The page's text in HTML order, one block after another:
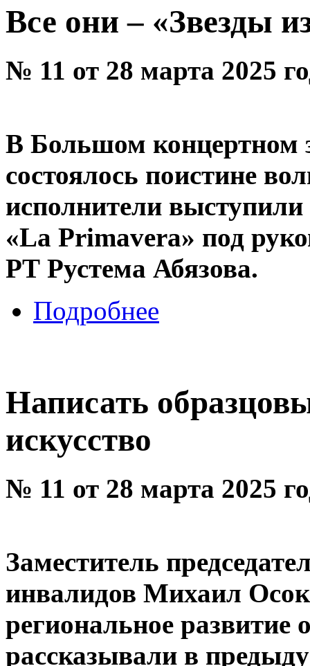
Все они – «Звезды
№ 11 от 28 марта 2025
В Большом концертном
состоялось поистине
исполнители выступили
«La Primavera» под
РТ Рустема Абязова.
Подробнее
Написать
искусство
№ 11 от 28 марта 2025
Заместитель
инвалидов Михаил
региональное
рассказывали в